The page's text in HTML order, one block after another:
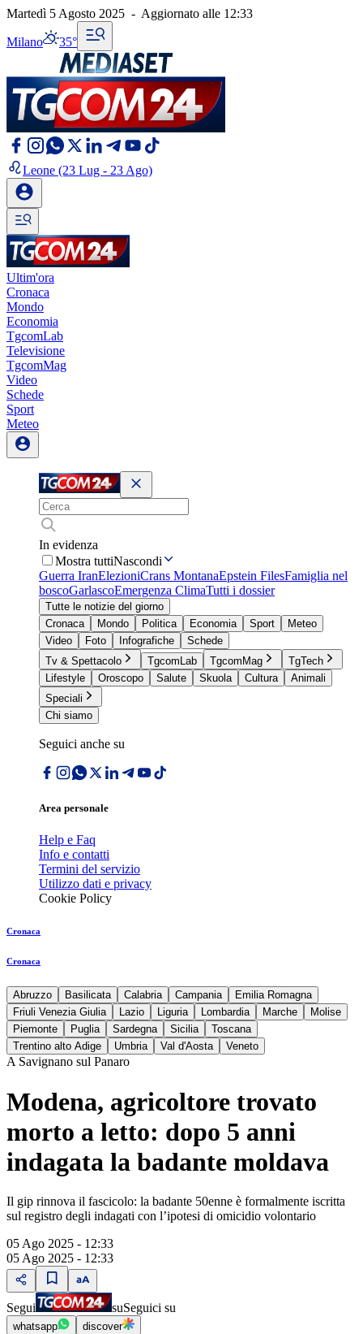
Martedì 5 Agosto 2025 - Aggiornato alle 12:33
Milano 35°
Leone (23 Lug - 23 Ago)
Ultim'ora
Cronaca
Mondo
Economia
TgcomLab
Televisione
TgcomMag
Video
Schede
Sport
Meteo
In evidenza
Mostra tuttiNascondi
Guerra IranElezioniCrans MontanaEpstein FilesFamiglia nel
boscoGarlascoEmergenza ClimaTutti i dossier
Tutte le notizie del giorno
Cronaca
Mondo Politica Economia Sport
Meteo
Video
Foto Infografiche
Schede
Tv & Spettacolo
TgcomLab TgcomMag
TgTech
Lifestyle
Oroscopo Salute Skuola Cultura
Animali
Speciali
Chi siamo
Seguici anche su
Area personale
Help e Faq
Info e contatti
Termini del servizio
Utilizzo dati e privacy
Cookie Policy
Cronaca
Cronaca
Abruzzo Basilicata Calabria Campania
Emilia Romagna
Friuli Venezia Giulia
Lazio Liguria Lombardia Marche
Molise
Piemonte
Puglia Sardegna Sicilia
Toscana
Trentino alto Adige
Umbria Val d'Aosta Veneto
A Savignano sul Panaro
Modena, agricoltore trovato
morto a letto: dopo 5 anni
indagata la badante moldava
Il gip rinnova il fascicolo: la badante 50enne è formalmente iscritta
sul registro degli indagati con l’ipotesi di omicidio volontario
05 Ago 2025 - 12:33
05 Ago 2025 - 12:33
Segui suSeguici su
whatsapp discover